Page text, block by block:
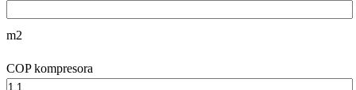
m2
COP kompresora